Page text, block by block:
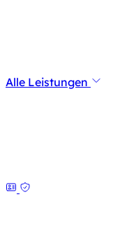
Alle Leistungen